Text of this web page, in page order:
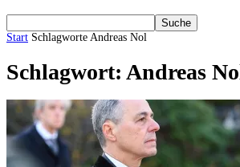
Start Schlagworte Andreas Nol
Schlagwort: Andreas